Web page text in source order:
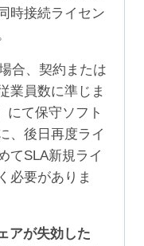
時接続ライセン
合、契約または
業員数に準じま
にて保守ソフト
、後日再度ライ
てSLA新規ライ
必要がありま
アが失効した